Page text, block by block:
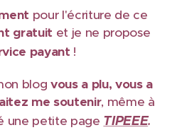
pour l'écriture de ce
gratuit et je ne propose
payant !
blogvous a plu, vous a
me soutenir, même à
une petite page TIPEEE.